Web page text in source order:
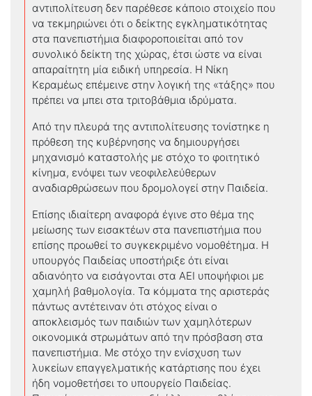
αντιπολίτευση δεν παρέθεσε κάποιο στοιχείο που
να τεκμηριώνει ότι ο δείκτης εγκληματικότητας
στα πανεπιστήμια διαφοροποιείται από τον
συνολικό δείκτη της χώρας, έτσι ώστε να είναι
απαραίτητη μία ειδική υπηρεσία. Η Νίκη
Κεραμέως επέμεινε στην λογική της «τάξης» που
πρέπει να μπει στα τριτοβάθμια ιδρύματα.
Από την πλευρά της αντιπολίτευσης τονίστηκε η
πρόθεση της κυβέρνησης να δημιουργήσει
μηχανισμό καταστολής με στόχο το φοιτητικό
κίνημα, ενόψει των νεοφιλελεύθερων
αναδιαρθρώσεων που δρομολογεί στην Παιδεία.
Επίσης ιδιαίτερη αναφορά έγινε στο θέμα της
μείωσης των εισακτέων στα πανεπιστήμια που
επίσης προωθεί το συγκεκριμένο νομοθέτημα. Η
υπουργός Παιδείας υποστήριξε ότι είναι
αδιανόητο να εισάγονται στα ΑΕΙ υποψήφιοι με
χαμηλή βαθμολογία. Τα κόμματα της αριστεράς
πάντως αντέτειναν ότι στόχος είναι ο
αποκλεισμός των παιδιών των χαμηλότερων
οικονομικά στρωμάτων από την πρόσβαση στα
πανεπιστήμια. Με στόχο την ενίσχυση των
λυκείων επαγγελματικής κατάρτισης που έχει
ήδη νομοθετήσει το υπουργείο Παιδείας.